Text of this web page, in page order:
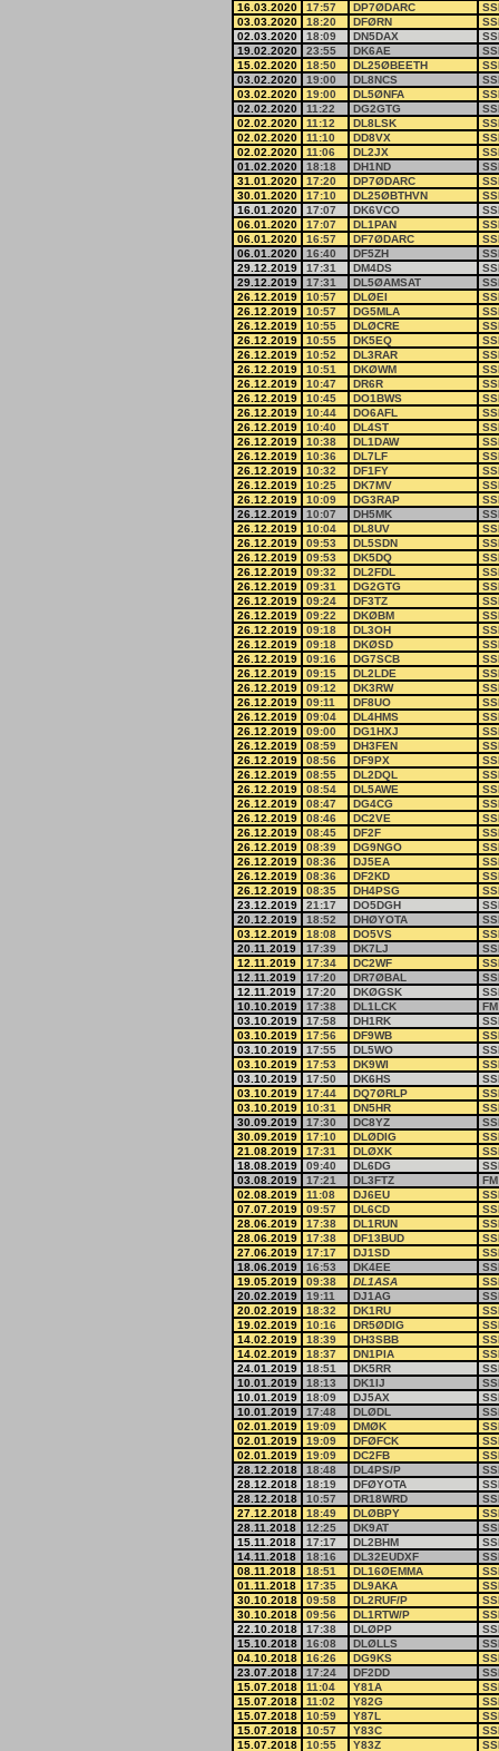
16.03.2020
17:57 DP7ØDARC
03.03.2020
18:20 DFØRN
02.03.2020
18:09 DN5DAX
19.02.2020
23:55 DK6AE
15.02.2020
18:50 DL25ØBEETH
03.02.2020
19:00 DL8NCS
03.02.2020
19:00 DL5ØNFA
02.02.2020
11:22 DG2GTG
02.02.2020
11:12 DL8LSK
02.02.2020
11:10 DD8VX
02.02.2020
11:06 DL2JX
01.02.2020
18:18 DH1ND
31.01.2020
17:20 DP7ØDARC
30.01.2020
17:10 DL25ØBTHVN
16.01.2020
17:07 DK6VCO
06.01.2020
17:07 DL1PAN
06.01.2020
16:57 DF7ØDARC
06.01.2020
16:40 DF5ZH
29.12.2019
17:31 DM4DS
29.12.2019
17:31 DL5ØAMSAT
26.12.2019
10:57 DLØEI
26.12.2019
10:57 DG5MLA
26.12.2019
10:55 DLØCRE
26.12.2019
10:55 DK5EQ
26.12.2019
10:52 DL3RAR
26.12.2019
10:51 DKØWM
26.12.2019
10:47 DR6R
26.12.2019
10:45 DO1BWS
26.12.2019
10:44 DO6AFL
26.12.2019
10:40 DL4ST
26.12.2019
10:38 DL1DAW
26.12.2019
10:36 DL7LF
26.12.2019
10:32 DF1FY
26.12.2019
10:25 DK7MV
26.12.2019
10:09 DG3RAP
26.12.2019
10:07 DH5MK
26.12.2019
10:04 DL8UV
26.12.2019
09:53 DL5SDN
26.12.2019
09:53 DK5DQ
26.12.2019
09:32 DL2FDL
26.12.2019
09:31 DG2GTG
26.12.2019
09:24 DF3TZ
26.12.2019
09:22 DKØBM
26.12.2019
09:18 DL3OH
26.12.2019
09:18 DKØSD
26.12.2019
09:16 DG7SCB
26.12.2019
09:15 DL2LDE
26.12.2019
09:12 DK3RW
26.12.2019
09:11 DF8UO
26.12.2019
09:04 DL4HMS
26.12.2019
09:00 DG1HXJ
26.12.2019
08:59 DH3FEN
26.12.2019
08:56 DF9PX
26.12.2019
08:55 DL2DQL
26.12.2019
08:54 DL5AWE
26.12.2019
08:47 DG4CG
26.12.2019
08:46 DC2VE
26.12.2019
08:45 DF2F
26.12.2019
08:39 DG9NGO
26.12.2019
08:36 DJ5EA
26.12.2019
08:36 DF2KD
26.12.2019
08:35 DH4PSG
23.12.2019
21:17 DO5DGH
20.12.2019
18:52 DHØYOTA
03.12.2019
18:08 DO5VS
20.11.2019
17:39 DK7LJ
12.11.2019
17:34 DC2WF
12.11.2019
17:20 DR7ØBAL
12.11.2019
17:20 DKØGSK
10.10.2019
17:38 DL1LCK
FM
03.10.2019
17:58 DH1RK
03.10.2019
17:56 DF9WB
03.10.2019
17:55 DL5WO
03.10.2019
17:53 DK9WI
03.10.2019
17:50 DK6HS
03.10.2019
17:44 DQ7ØRLP
03.10.2019
10:31 DN5HR
30.09.2019
17:30 DC8YZ
30.09.2019
17:10 DLØDIG
21.08.2019
17:31 DLØXK
18.08.2019
09:40 DL6DG
03.08.2019
17:21 DL3FTZ
FM
02.08.2019
11:08 DJ6EU
07.07.2019
09:57 DL6CD
28.06.2019
17:38 DL1RUN
28.06.2019
17:38 DF13BUD
27.06.2019
17:17 DJ1SD
18.06.2019
16:53 DK4EE
19.05.2019
09:38 DL1ASA
20.02.2019
19:11 DJ1AG
20.02.2019
18:32 DK1RU
19.02.2019
10:16 DR5ØDIG
14.02.2019
18:39 DH3SBB
14.02.2019
18:37 DN1PIA
24.01.2019
18:51 DK5RR
10.01.2019
18:13 DK1IJ
10.01.2019
18:09 DJ5AX
10.01.2019
17:48 DLØDL
02.01.2019
19:09 DMØK
02.01.2019
19:09 DFØFCK
02.01.2019
19:09 DC2FB
28.12.2018
18:48 DL4PS/P
28.12.2018
18:19 DFØYOTA
28.12.2018
10:57 DR18WRD
27.12.2018
18:49 DLØBPY
28.11.2018
12:25 DK9AT
15.11.2018
17:17 DL2BHM
14.11.2018
18:16 DL32EUDXF
08.11.2018
18:51 DL16ØEMMA
01.11.2018
17:35 DL9AKA
30.10.2018
09:58 DL2RUF/P
30.10.2018
09:56 DL1RTW/P
22.10.2018
17:38 DLØPP
15.10.2018
16:08 DLØLLS
04.10.2018
16:26 DG9KS
23.07.2018
17:24 DF2DD
15.07.2018
11:04 Y81A
15.07.2018
11:02 Y82G
15.07.2018
10:59 Y87L
15.07.2018
10:57 Y83C
15.07.2018
10:55 Y83Z